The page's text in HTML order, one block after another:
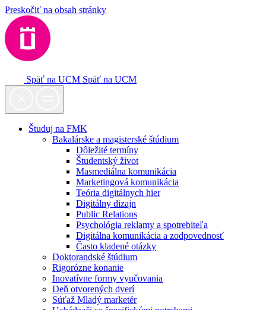
Preskočiť na obsah stránky
Späť na UCM Späť na UCM
Študuj na FMK
Bakalárske a magisterské štúdium
Dôležité termíny
Študentský život
Masmediálna komunikácia
Marketingová komunikácia
Teória digitálnych hier
Digitálny dizajn
Public Relations
Psychológia reklamy a spotrebiteľa
Digitálna komunikácia a zodpovednosť
Často kladené otázky
Doktorandské štúdium
Rigorózne konanie
Inovatívne formy vyučovania
Deň otvorených dverí
Súťaž Mladý marketér